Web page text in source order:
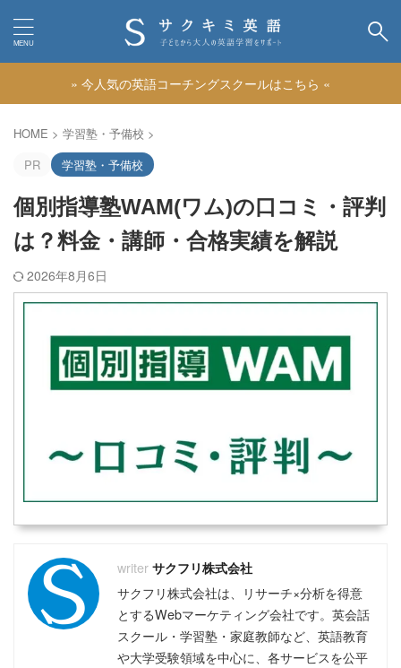
» 今人気の英語コーチングスクールはこちら «
HOME > 学習塾・予備校 >
PR
学習塾・予備校
個別指導塾WAM(ワム)の口コミ・評判
は？料金・講師・合格実績を解説
2026年8月6日
サクフリ株式会社
サクフリ株式会社は、リサーチ×分析を得意
とするWebマーケティング会社です。英会話
スクール・学習塾・家庭教師など、英語教育
や大学受験領域を中心に、各サービスを公平